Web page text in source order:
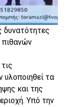
δυνατότητες
πιθανών
υλοποιηθεί τα
και της
Υπό την